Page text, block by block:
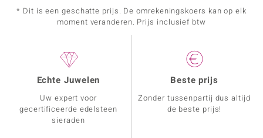
* Dit is een geschatte prijs. De omrekeningskoers kan op elk
moment veranderen. Prijs inclusief btw
Echte Juwelen
Uw expert voor
gecertificeerde edelsteen
sieraden
Beste prijs
Zonder tussenpartij dus altijd
de beste prijs!